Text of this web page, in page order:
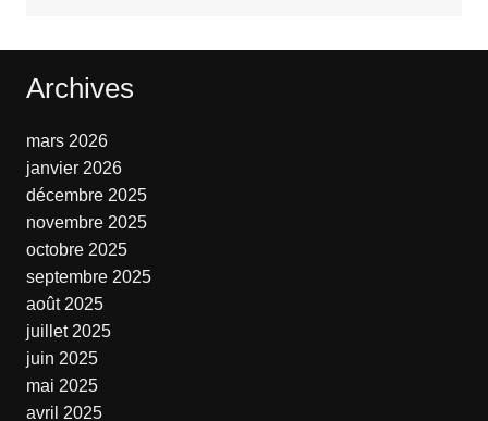
Archives
mars 2026
janvier 2026
décembre 2025
novembre 2025
octobre 2025
septembre 2025
août 2025
juillet 2025
juin 2025
mai 2025
avril 2025